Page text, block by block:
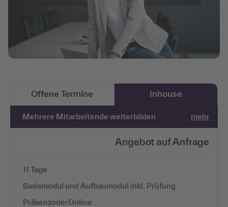
Offene Termine Inhouse
Mehrere Mitarbeitende weiterbilden mehr
Angebot auf Anfrage
11 Tage
Basismodul und Aufbaumodul inkl. Prüfung
PräsenzoderOnline